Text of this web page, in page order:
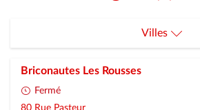
Villes
Les-Rousses
Briconautes Les Rousses
Fermé